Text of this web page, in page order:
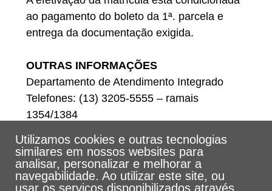
ao pagamento do boleto da 1ª. parcela e
entrega da documentação exigida.
OUTRAS INFORMAÇÕES
Departamento de Atendimento Integrado
Telefones: (13) 3205-5555 – ramais
1354/1384
Utilizamos cookies e outras tecnologias
similares em nossos websites para
analisar, personalizar e melhorar a
navegabilidade. Ao utilizar este site, ou
usar os serviços disponibilizados através